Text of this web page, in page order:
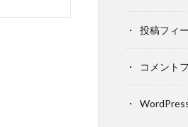
投稿フィ
コメント